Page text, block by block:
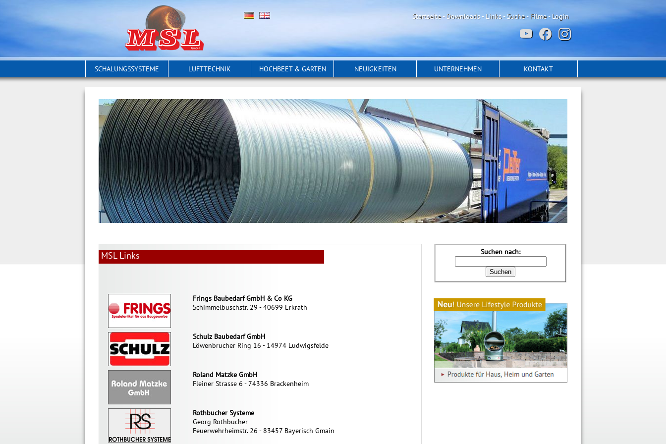
Startseite-Downloads-Links-Suche-Filme -Login
SCHALUNGSSYSTEME LUFTTECHNIK HOCHBEET & GARTEN NEUIGKEITEN UNTERNEHMEN KONTAKT
MSL Links
Frings Baubedarf GmbH & Co KG
Schimmelbuschstr. 29 - 40699 Erkrath
Schulz Baubedarf GmbH
Löwenbrucher Ring 16 - 14974 Ludwigsfelde
Roland Matzke GmbH
Fleiner Strasse 6 - 74336 Brackenheim
Rothbucher Systeme
Georg Rothbucher
Feuerwehrheimstr. 26 - 83457 Bayerisch Gmain
Suchen nach: